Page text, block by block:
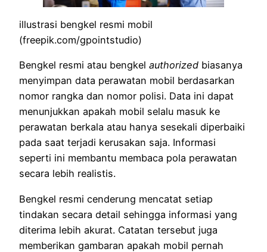
illustrasi bengkel resmi mobil
(freepik.com/gpointstudio)
Bengkel resmi atau bengkel authorized biasanya
menyimpan data perawatan mobil berdasarkan
nomor rangka dan nomor polisi. Data ini dapat
menunjukkan apakah mobil selalu masuk ke
perawatan berkala atau hanya sesekali diperbaiki
pada saat terjadi kerusakan saja. Informasi
seperti ini membantu membaca pola perawatan
secara lebih realistis.
Bengkel resmi cenderung mencatat setiap
tindakan secara detail sehingga informasi yang
diterima lebih akurat. Catatan tersebut juga
memberikan gambaran apakah mobil pernah